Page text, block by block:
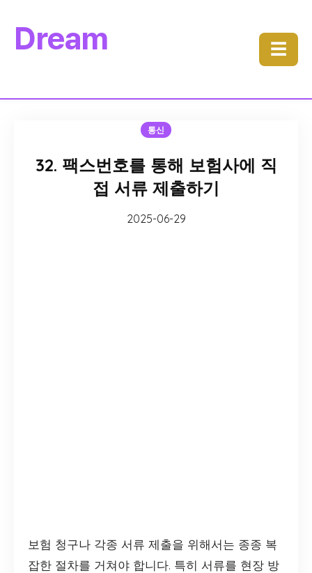
Dream ☰
통신
32. 팩스번호를 통해 보험사에 직
접 서류 제출하기
2025-06-29
보험 청구나 각종 서류 제출을 위해서는 종종 복
잡한 절차를 거쳐야 합니다. 특히 서류를 현장 방